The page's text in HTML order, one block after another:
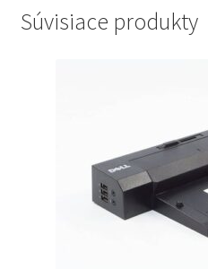
Súvisiace produkty